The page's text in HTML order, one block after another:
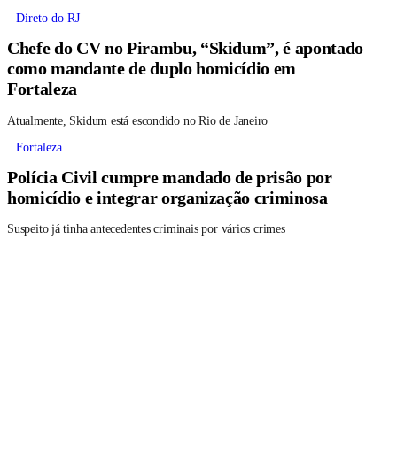
Direto do RJ
Chefe do CV no Pirambu, “Skidum”, é apontado
como mandante de duplo homicídio em
Fortaleza
Atualmente, Skidum está escondido no Rio de Janeiro
Fortaleza
Polícia Civil cumpre mandado de prisão por
homicídio e integrar organização criminosa
Suspeito já tinha antecedentes criminais por vários crimes